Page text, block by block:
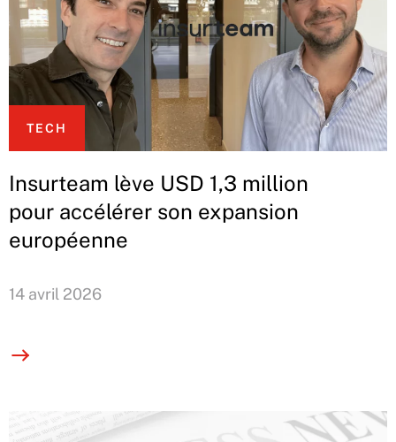
TECH
Insurteam lève USD 1,3 million
pour accélérer son expansion
européenne
14 avril 2026